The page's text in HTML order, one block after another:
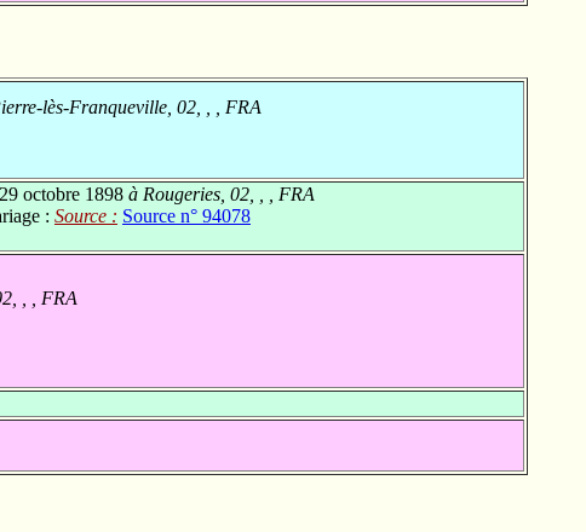
lès-Franqueville, 02, , , FRA
29 octobre 1898à Rougeries, 02, , , FRA
: Source : Source n° 94078
, , FRA